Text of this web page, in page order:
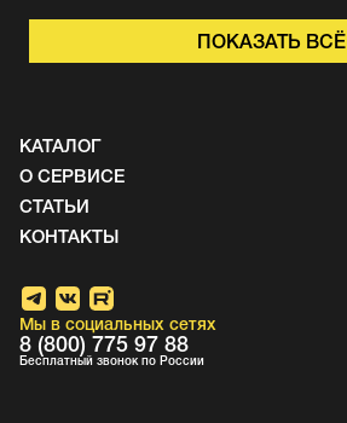
ПОКАЗАТЬ ВСЁ
КАТАЛОГ
О СЕРВИСЕ
СТАТЬИ
КОНТАКТЫ
Мы в социальных сетях
8 (800) 775 97 88
Бесплатный звонок по России